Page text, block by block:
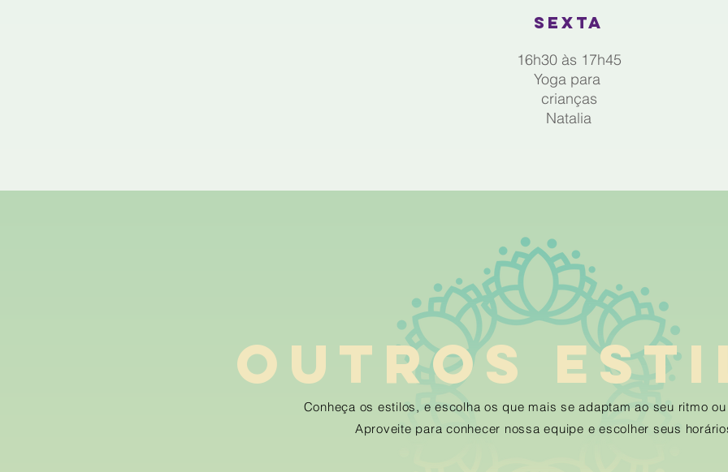
SEXTA
16h30 às 17h45
Yoga para
crianças
Natalia
OUTROS
Conheça os estilos, e escolha os que mais se adaptam ao seu ritmo
Aproveite para conhecer nossa equipe e escolher seus